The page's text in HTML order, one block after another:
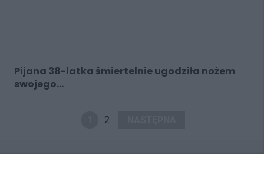
Pijana 38-latka śmiertelnie ugodziła nożem
swojego...
2